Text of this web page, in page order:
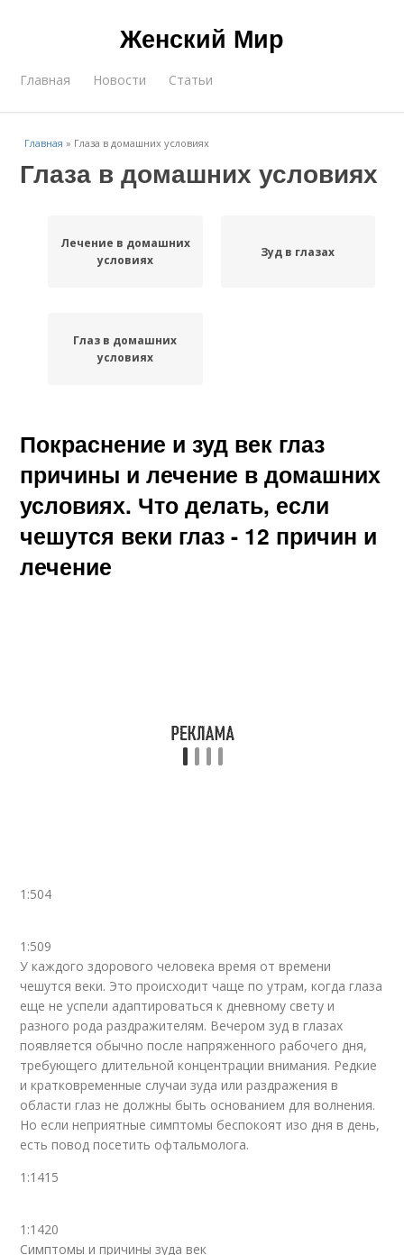
Женский Мир
Главная Новости Статьи
Главная » Глаза в домашних условиях
Глаза в домашних условиях
Лечение в домашних
условиях
Зуд в глазах
Глаз в домашних
условиях
Покраснение и зуд век глаз
причины и лечение в домашних
условиях. Что делать, если
чешутся веки глаз - 12 причин и
лечение
1:504
1:509
У каждого здорового человека время от времени
чешутся веки. Это происходит чаще по утрам, когда глаза
еще не успели адаптироваться к дневному свету и
разного рода раздражителям. Вечером зуд в глазах
появляется обычно после напряженного рабочего дня,
требующего длительной концентрации внимания. Редкие
и кратковременные случаи зуда или раздражения в
области глаз не должны быть основанием для волнения.
Но если неприятные симптомы беспокоят изо дня в день,
есть повод посетить офтальмолога.
1:1415
1:1420
Симптомы и причины зуда век